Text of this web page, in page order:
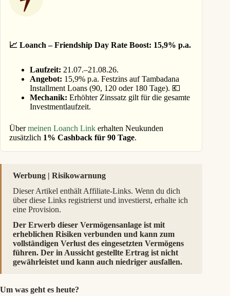
📈 Loanch – Friendship Day Rate Boost: 15,9% p.a.
Laufzeit: 21.07.–21.08.26.
Angebot: 15,9% p.a. Festzins auf Tambadana
Installment Loans (90, 120 oder 180 Tage). 💶
Mechanik: Erhöhter Zinssatz gilt für die gesamte
Investmentlaufzeit.
Übermeinen Loanch Link erhalten Neukunden
zusätzlich 1% Cashback für 90 Tage.
Werbung | Risikowarnung
Dieser Artikel enthält Affiliate-Links. Wenn du dich
über diese Links registrierst und investierst, erhalte ich
eine Provision.
Der Erwerb dieser Vermögensanlage ist mit
erheblichen Risiken verbunden und kann zum
vollständigen Verlust des eingesetzten Vermögens
führen. Der in Aussicht gestellte Ertrag ist nicht
gewährleistet und kann auch niedriger ausfallen.
Um was geht es heute?